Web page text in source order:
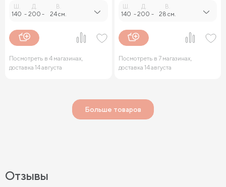
Ш.
140 -
Д.
200 -
В.
24 см.
Посмотреть в 4 магазинах,
доставка 14 августа
Ш.
140 -
Д.
200 -
В.
28 см.
Посмотреть в 7 магазинах,
доставка 14 августа
Больше товаров
Отзывы